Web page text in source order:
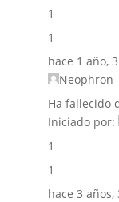
1
1
hace 1 año,
Neophron
Ha fallecido
Iniciado por:
1
1
hace 3 años,